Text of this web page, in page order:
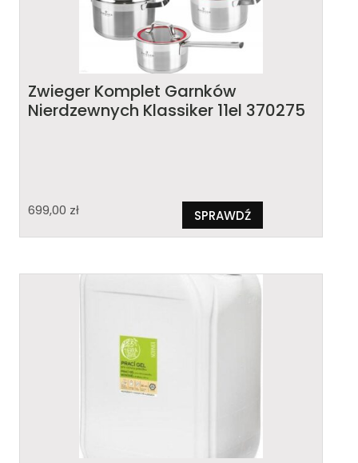
Zwieger Komplet Garnków
Nierdzewnych Klassiker 11el 370275
699,00 zł SPRAWDŹ